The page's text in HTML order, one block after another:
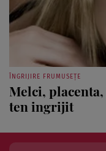
ÎNGRIJIRE FRUMUSEȚE
Melci,
ten ingrijit